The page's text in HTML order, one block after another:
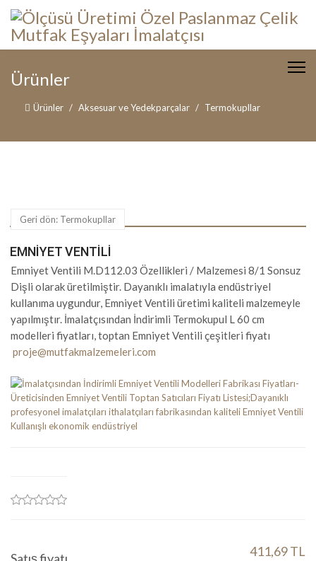
Ürünler
Ürünler Aksesuar ve Yedekparçalar Termokupllar
Geri dön: Termokupllar
EMNIYET VENTILI
Emniyet Ventili M.D112.03 Özellikleri / Malzemesi 8/1 Sonsuz
Dişli olarak üretilmiştir. Dayanıklı imalatıyla endüstriyel
kullanıma uygundur, Emniyet Ventili üretimi kaliteli malzemeyle
yapılmıştır. İmalatçısından İndirimli Termokupul L 60 cm
modelleri fiyatları, toptan Emniyet Ventili çeşitleri fiyatı
proje@mutfakmalzemeleri.com
411,69 TL